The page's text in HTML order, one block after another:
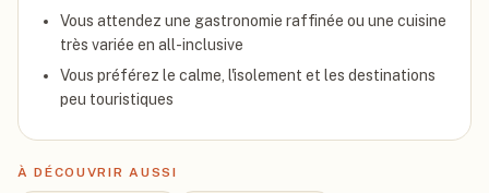
Vous attendez une gastronomie raffinée ou une cuisine
très variée en all-inclusive
Vous préférez le calme, l'isolement et les destinations
peu touristiques
À DÉCOUVRIR AUSSI